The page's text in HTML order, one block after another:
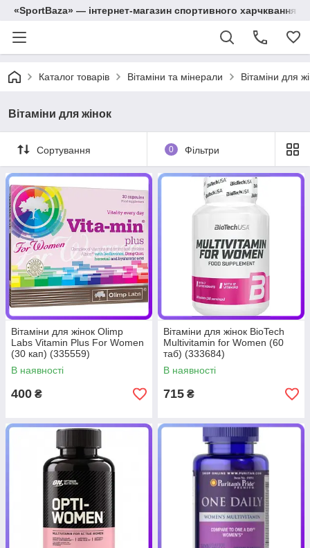
«SportBaza» — інтернет-магазин спортивного харчквання
Каталог товарів Вітаміни та мінерали Вітаміни для
Вітаміни для жінок
Сортування 0 Фільтри
Вітаміни для жінок Olimp
Labs Vitamin Plus For Women
(30 кап) (335559)
В наявності
400 ₴
Вітаміни для жінок BioTech
Multivitamin for Women (60
таб) (333684)
В наявності
715 ₴